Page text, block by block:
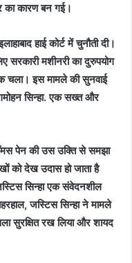
का कारण बन गई।
हाई कोर्ट में चुनौती दी।
सरकारी मशीनरी का दुरुपयोग
चला। इस मामले की सुनवाई
सिन्हा. एक सख्त और
पेन की उस उक्ति से समझा
को देख उदास हो जाता है
सिन्हा एक संवेदनशील
जस्टिस सिन्हा ने मामले
सुरक्षित रख लिया और शायद